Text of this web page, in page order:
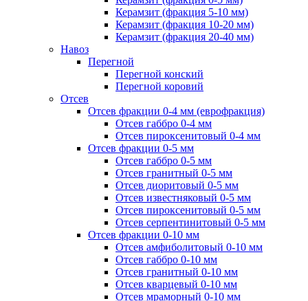
Керамзит (фракция 5-10 мм)
Керамзит (фракция 10-20 мм)
Керамзит (фракция 20-40 мм)
Навоз
Перегной
Перегной конский
Перегной коровий
Отсев
Отсев фракции 0-4 мм (еврофракция)
Отсев габбро 0-4 мм
Отсев пироксенитовый 0-4 мм
Отсев фракции 0-5 мм
Отсев габбро 0-5 мм
Отсев гранитный 0-5 мм
Отсев диоритовый 0-5 мм
Отсев известняковый 0-5 мм
Отсев пироксенитовый 0-5 мм
Отсев серпентинитовый 0-5 мм
Отсев фракции 0-10 мм
Отсев амфиболитовый 0-10 мм
Отсев габбро 0-10 мм
Отсев гранитный 0-10 мм
Отсев кварцевый 0-10 мм
Отсев мраморный 0-10 мм